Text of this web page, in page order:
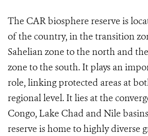
The CAR biosphere reserve is
of the country, in the transition
Sahelian zone to the north and
zone to the south. It plays an
role, linking protected areas at
regional level. It lies at the
Congo, Lake Chad and Nile
reserve is home to highly diverse